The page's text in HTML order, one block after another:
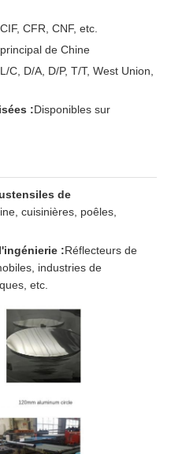
CFR, CNF, etc.
de Chine
L/C, D/A, D/P, T/T, West Union,
:Disponibles sur
de
cuisinières, poêles,
:Réflecteurs de
industries de
etc.